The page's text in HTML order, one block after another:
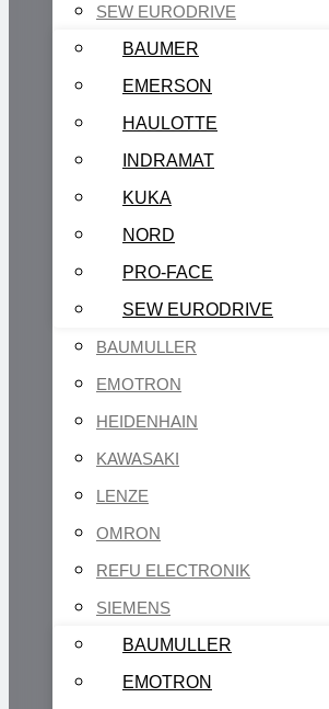
SEW EURODRIVE
BAUMER
EMERSON
HAULOTTE
INDRAMAT
KUKA
NORD
PRO-FACE
SEW EURODRIVE
BAUMULLER
EMOTRON
HEIDENHAIN
KAWASAKI
LENZE
OMRON
REFU ELECTRONIK
SIEMENS
BAUMULLER
EMOTRON